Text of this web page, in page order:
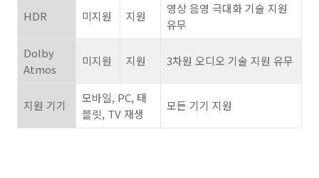
HDR 미지원 지원
영상 음영 극대화 기술 지원
유무
Dolby
Atmos
미지원 지원 3차원 오디오 기술 지원 유무
지원 기기
모바일, PC, 태
블릿, TV 재생
모든 기기 지원